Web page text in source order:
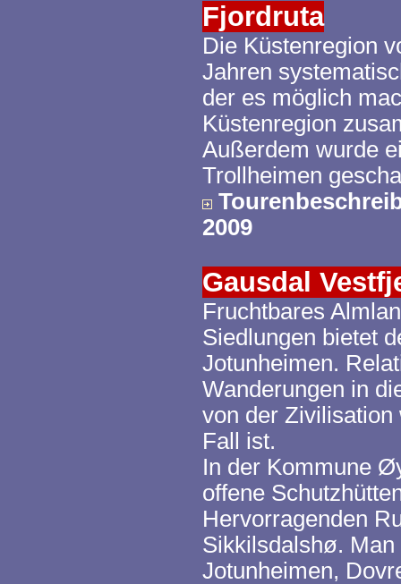
Fjordruta
Die Küstenregion
Jahren
der es möglich
Küstenregion
Außerdem wurde
Trollheimen
2009
Gausdal
Fruchtbares
Siedlungen bietet
Jotunheimen.
Wanderungen in
von der Zivilisation
Fall ist.
In der Kommune
offene
Hervorragenden
Sikkilsdalshø.
Jotunheimen,